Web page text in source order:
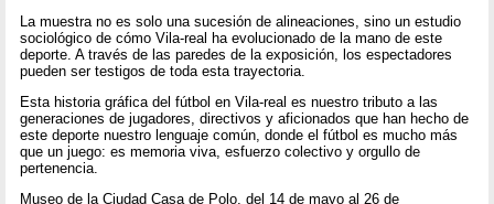
La muestra no es solo una sucesión de alineaciones, sino un estudio
sociológico de cómo Vila-real ha evolucionado de la mano de este
deporte. A través de las paredes de la exposición, los espectadores
pueden ser testigos de toda esta trayectoria.
Esta historia gráfica del fútbol en Vila-real es nuestro tributo a las
generaciones de jugadores, directivos y aficionados que han hecho de
este deporte nuestro lenguaje común, donde el fútbol es mucho más
que un juego: es memoria viva, esfuerzo colectivo y orgullo de
pertenencia.
Museo de la Ciudad Casa de Polo, del 14 de mayo al 26 de